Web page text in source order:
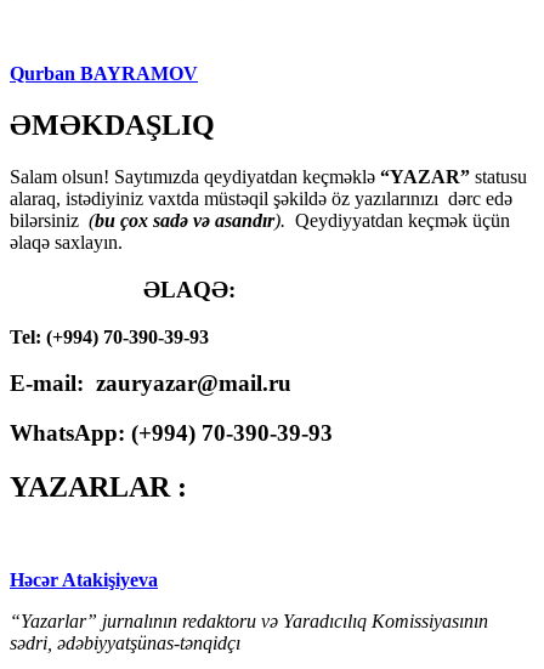
Qurban BAYRAMOV
ƏMƏKDAŞLIQ
Salam olsun! Saytımızda qeydiyatdan keçməklə “YAZAR” statusu
alaraq, istədiyiniz vaxtda müstəqil şəkildə öz yazılarınızı dərc edə
bilərsiniz (bu çox sadə və asandır). Qeydiyyatdan keçmək üçün
əlaqə saxlayın.
ƏLAQƏ:
Tel: (+994) 70-390-39-93
E-mail: zauryazar@mail.ru
WhatsApp: (+994) 70-390-39-93
YAZARLAR :
Həcər Atakişiyeva
“Yazarlar” jurnalının redaktoru və Yaradıcılıq Komissiyasının
sədri, ədəbiyyatşünas-tənqidçı